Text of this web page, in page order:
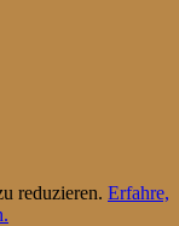
reduzieren. Erfahre,